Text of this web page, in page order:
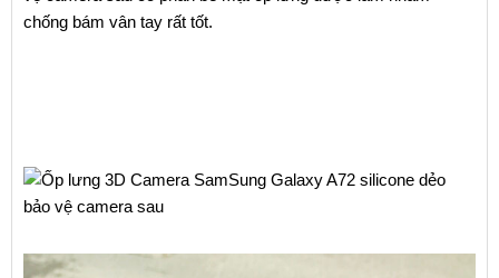
chống bám vân tay rất tốt.